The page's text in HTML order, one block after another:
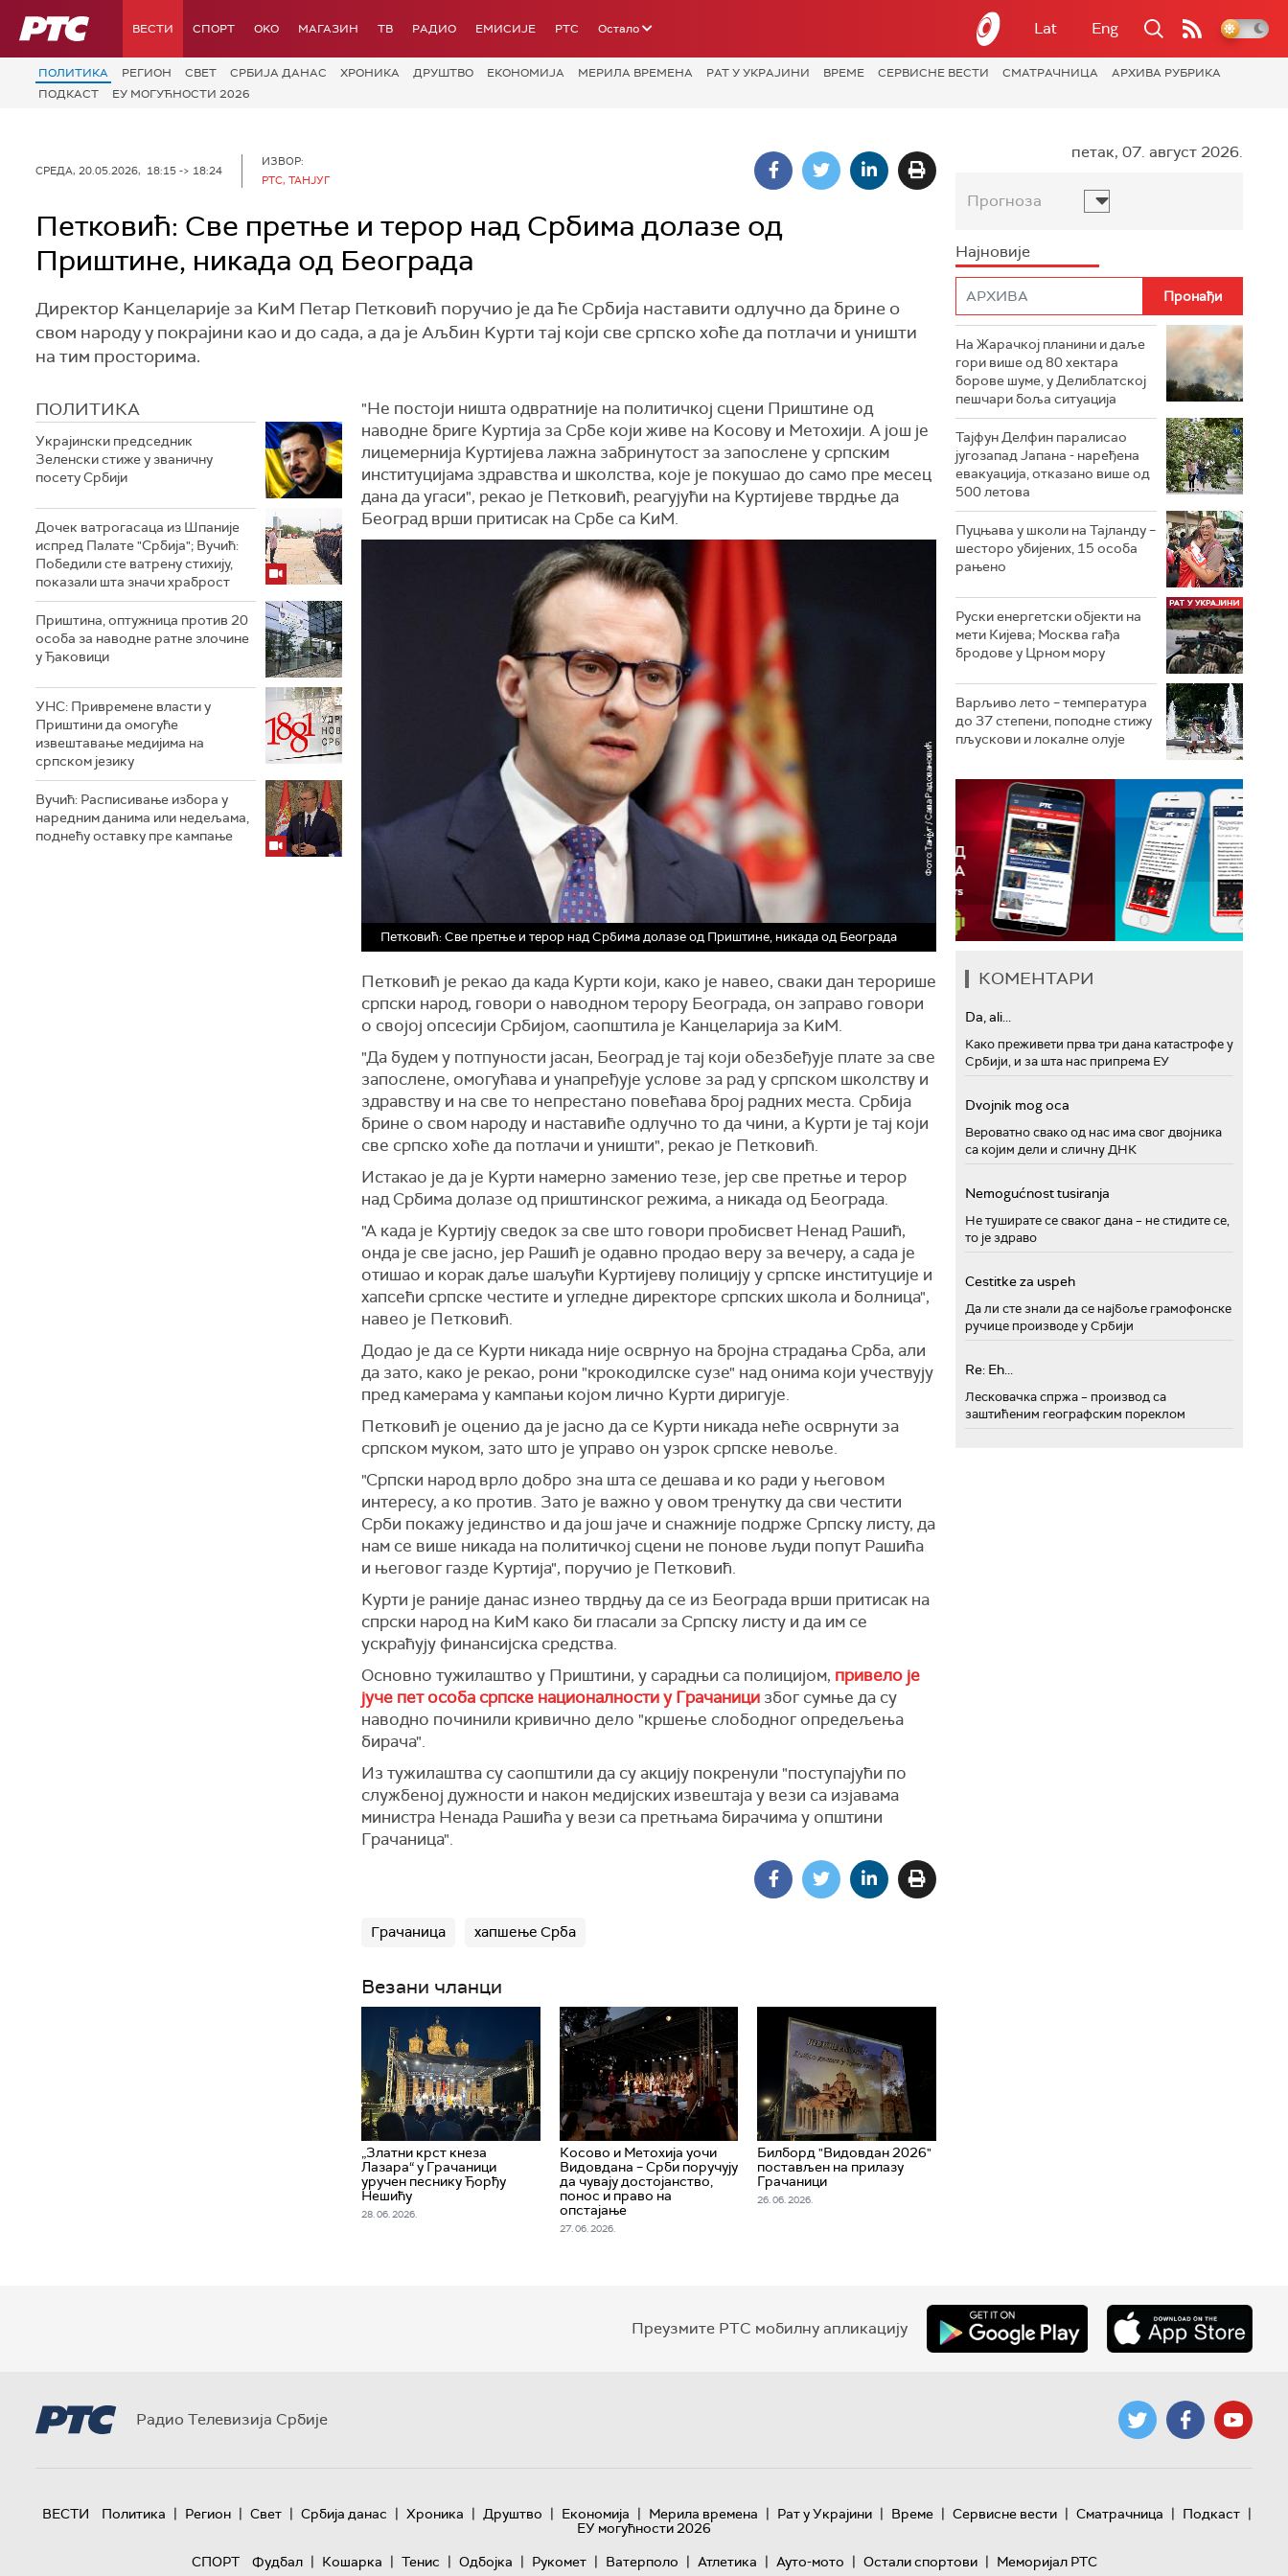
РТС ВЕСТИ СПОРТ OKO МАГАЗИН ТВ РАДИО ЕМИСИЈЕ РТС Остало Lat Eng
ПОЛИТИКА РЕГИОН СВЕТ СРБИЈА ДАНАС ХРОНИКА ДРУШТВО ЕКОНОМИЈА МЕРИЛА ВРЕМЕНА РАТ У УКРАЈИНИ ВРЕМЕ СЕРВИСНЕ ВЕСТИ СМАТРАЧНИЦА
АРХИВА РУБРИКА
ПОДКАСТ
ЕУ МОГУЋНОСТИ 2026
СРЕДА, 20.05.2026, 18:15 -> 18:24
ИЗВОР:
РТС, ТАНЈУГ
Петковић: Све претње и терор над Србима долазе од
Приштине, никада од Београда
Директор Kанцеларије за KиМ Петар Петковић поручио је да ће Србија наставити одлучно да брине о
свом народу у покрајини као и до сада, а да је Аљбин Kурти тај који све српско хоће да потлачи и уништи
на тим просторима.
ПОЛИТИКА
Украјински председник
Зеленски стиже у званичну
посету Србији
Дочек ватрогасаца из Шпаније
испред Палате "Србија"; Вучић:
Победили сте ватрену стихију,
показали шта значи храброст
Приштина, оптужница против 20
особа за наводне ратне злочине
у Ђаковици
УНС: Привремене власти у
Приштини да омогуће
извештавање медијима на
српском језику
Вучић: Расписивање избора у
наредним данима или недељама,
поднећу оставку пре кампање
"Не постоји ништа одвратније на политичкој сцени Приштине од
наводне бриге Kуртија за Србе који живе на Kосову и Метохији. А још је
лицемернија Kуртијева лажна забринутост за запослене у српским
институцијама здравства и школства, које је покушао до само пре месец
дана да угаси", рекао је Петковић, реагујући на Kуртијеве тврдње да
Београд врши притисак на Србе са KиМ.
Петковић: Све претње и терор над Србима долазе од Приштине, никада од Београда
Петковић је рекао да када Kурти који, како је навео, сваки дан терорише
српски народ, говори о наводном терору Београда, он заправо говори
о својој опсесији Србијом, саопштила је Kанцеларија за KиМ.
"Да будем у потпуности јасан, Београд је тај који обезбеђује плате за све
запослене, омогућава и унапређује услове за рад у српском школству и
здравству и на све то непрестано повећава број радних места. Србија
брине о свом народу и наставиће одлучно то да чини, а Kурти је тај који
све српско хоће да потлачи и уништи", рекао је Петковић.
Истакао је да је Kурти намерно заменио тезе, јер све претње и терор
над Србима долазе од приштинског режима, а никада од Београда.
"А када је Kуртију сведок за све што говори пробисвет Ненад Рашић,
онда је све јасно, јер Рашић је одавно продао веру за вечеру, а сада је
отишао и корак даље шаљући Kуртијеву полицију у српске институције и
хапсећи српске честите и угледне директоре српских школа и болница",
навео је Петковић.
Додао је да се Kурти никада није осврнуо на бројна страдања Срба, али
да зато, како је рекао, рони "крокодилске сузе" над онима који учествују
пред камерама у кампањи којом лично Kурти диригује.
Петковић је оценио да је јасно да се Kурти никада неће осврнути за
српском муком, зато што је управо он узрок српске невоље.
"Српски народ врло добро зна шта се дешава и ко ради у његовом
интересу, а ко против. Зато је важно у овом тренутку да сви честити
Срби покажу јединство и да још јаче и снажније подрже Српску листу, да
нам се више никада на политичкој сцени не понове људи попут Рашића
и његовог газде Kуртија", поручио је Петковић.
Kурти је раније данас изнео тврдњу да се из Београда врши притисак на
спрски народ на KиМ како би гласали за Српску листу и да им се
ускраћују финансијска средства.
Основно тужилаштво у Приштини, у сарадњи са полицијом, привело је
јуче пет особа српске националности у Грачаници због сумње да су
наводно починили кривично дело "кршење слободног опредељења
бирача".
Из тужилаштва су саопштили да су акцију покренули "поступајући по
службеној дужности и након медијских извештаја у вези са изјавама
министра Ненада Рашића у вези са претњама бирачима у општини
Грачаница".
Грачаница хапшење Срба
Везани чланци
„Златни крст кнеза
Лазара“ у Грачаници
уручен песнику Ђорђу
Нешићу
28. 06. 2026.
Косово и Метохија уочи
Видовдана – Срби поручују
да чувају достојанство,
понос и право на
опстајање
27. 06. 2026.
Билборд "Видовдан 2026"
постављен на прилазу
Грачаници
26. 06. 2026.
петак, 07. август 2026.
Прогноза
Најновије
На Жарачкој планини и даље
гори више од 80 хектара
борове шуме, у Делиблатској
пешчари боља ситуација
Тајфун Делфин паралисао
југозапад Јапана - наређена
евакуација, отказано више од
500 летова
Пуцњава у школи на Тајланду –
шесторо убијених, 15 особа
рањено
Руски енергетски објекти на
мети Кијева; Москва гађа
бродове у Црном мору
Варљиво лето – температура
до 37 степени, поподне стижу
пљускови и локалне олује
КОМЕНТАРИ
Da, ali...
Како преживети прва три дана катастрофе у
Србији, и за шта нас припрема ЕУ
Dvojnik mog oca
Вероватно свако од нас има свог двојника
са којим дели и сличну ДНК
Nemogućnost tusiranja
Не туширате се сваког дана – не стидите се,
то је здраво
Cestitke za uspeh
Да ли сте знали да се најбоље грамофонске
ручице производе у Србији
Re: Eh...
Лесковачка спржа – производ са
заштићеним географским пореклом
Преузмите РТС мобилну апликацију
Радио Телевизија Србије
ВЕСТИ Политика | Регион | Свет | Србија данас | Хроника | Друштво | Економија | Мерила времена | Рат у Украјини | Време | Сервисне вести | Сматрачница | Подкаст |
ЕУ могућности 2026
СПОРТ
Фудбал | Кошарка | Тенис | Одбојка | Рукомет | Ватерполо | Атлетика | Ауто-мото | Остали спортови | Меморијал РТС